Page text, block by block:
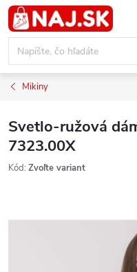
Prejsť
na
obsah
Mikiny
Svetlo-ružová
7323.00X
Kód: Zvoľte variant